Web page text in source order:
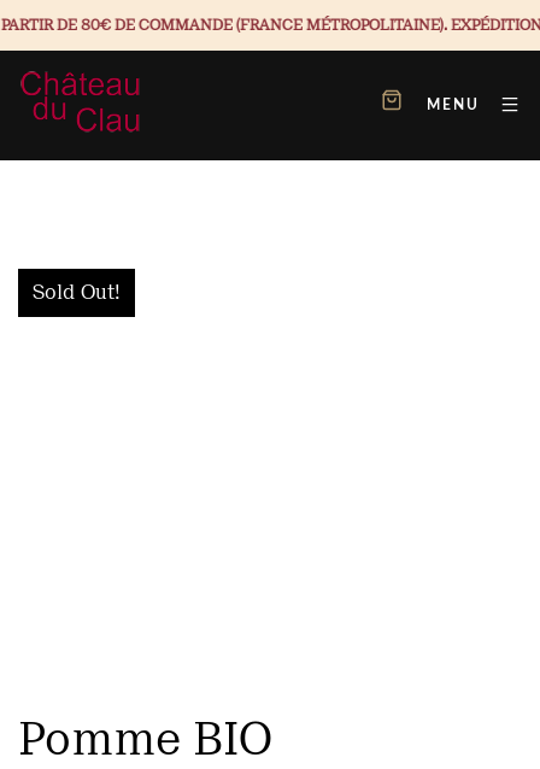
DE 80€ DE COMMANDE (FRANCE MÉTROPOLITAINE). EXPÉDITION
MENU
Sold Out!
Pomme BIO